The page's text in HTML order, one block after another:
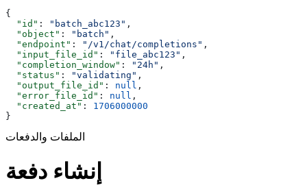
{
  "id"
: "batch_abc123" ,
  "object"
: "batch" ,
  "endpoint"
: "/v1/chat/completions" ,
  "input_file_id"
: "file_abc123" ,
  "completion_window"
: "24h" ,
  "status"
: "validating" ,
  "output_file_id"
: null ,
  "error_file_id"
: null ,
  "created_at"
: 1706000000
}
الملفات والدفعات
إنشاء دفعة